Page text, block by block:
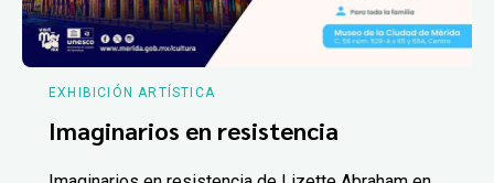
EXHIBICIÓN ARTÍSTICA
Imaginarios en resistencia